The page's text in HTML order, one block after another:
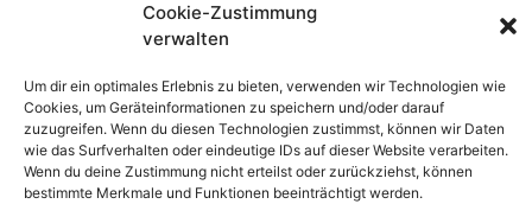
Cookie-Zustimmung
verwalten
Um dir ein optimales Erlebnis zu bieten, verwenden wir Technologien wie
Cookies, um Geräteinformationen zu speichern und/oder darauf
zuzugreifen. Wenn du diesen Technologien zustimmst, können wir Daten
wie das Surfverhalten oder eindeutige IDs auf dieser Website verarbeiten.
Wenn du deine Zustimmung nicht erteilst oder zurückziehst, können
bestimmte Merkmale und Funktionen beeinträchtigt werden.